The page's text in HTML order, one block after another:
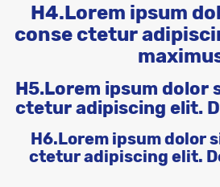
H4.Lorem ipsum
conse ctetur
H5.Lorem ipsum dolor
ctetur adipiscing elit.
H6.Lorem ipsum dolor
ctetur adipiscing elit.